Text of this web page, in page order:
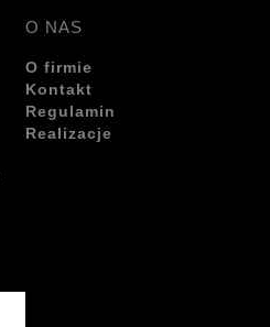
O NAS
O firmie
Kontakt
Regulamin
Realizacje